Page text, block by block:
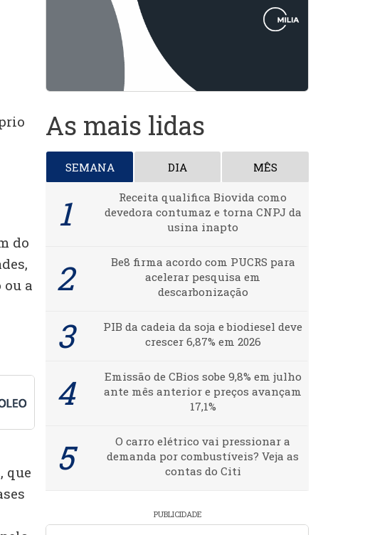
do
a
que
As mais lidas
SEMANA DIA MÊS
Receita qualifica Biovida como
devedora contumaz e torna CNPJ da
usina inapto
Be8 firma acordo com PUCRS para
acelerar pesquisa em
descarbonização
PIB da cadeia da soja e biodiesel deve
crescer 6,87% em 2026
Emissão de CBios sobe 9,8% em julho
ante mês anterior e preços avançam
17,1%
O carro elétrico vai pressionar a
demanda por combustíveis? Veja as
contas do Citi
PUBLICIDADE